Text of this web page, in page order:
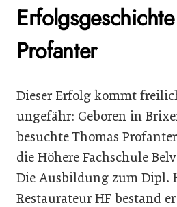
Profanter
Dieser Erfolg kommt
ungefähr: Geboren in
besuchte Thomas
die Höhere Fachschule
Die Ausbildung zum Dipl.
Restaurateur HF bestand